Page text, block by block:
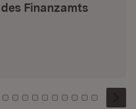
Finanzamts
1 2 3
Kachel: 4
Zu Kachel: 5
Zu Kachel: 6
Zu Kachel: 7
Zu Kachel: 8
Zu Kachel: 9
Zu Kachel: 10
Zu Kachel: 11
Zu Kachel: 12
Zu Kachel:
Zu